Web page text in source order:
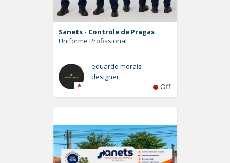
Sanets - Controle de Pragas
Uniforme Profissional
eduardo morais
designer
Off